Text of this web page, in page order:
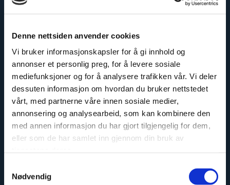
Denne nettsiden anvender cookies
Vi bruker informasjonskapsler for å gi innhold og
annonser et personlig preg, for å levere sosiale
mediefunksjoner og for å analysere trafikken vår. Vi deler
dessuten informasjon om hvordan du bruker nettstedet
vårt, med partnerne våre innen sosiale medier,
annonsering og analysearbeid, som kan kombinere den
med annen informasjon du har gjort tilgjengelig for dem,
eller som de har samlet inn gjennom din bruk av
Nødvendig
Easy to install